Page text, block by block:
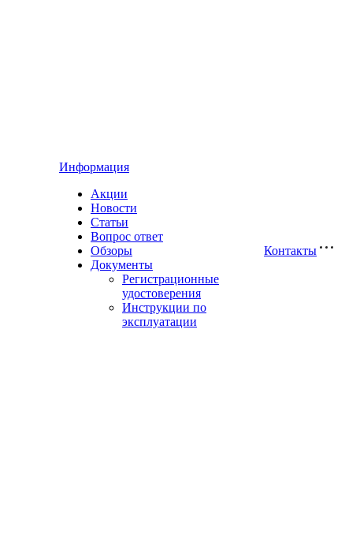
Информация
Акции
Новости
Статьи
Вопрос ответ
Обзоры
Документы
Регистрационные
удостоверения
Инструкции по
эксплуатации
Контакты